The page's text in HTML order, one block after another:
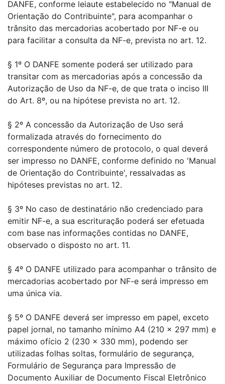
DANFE, conforme leiaute estabelecido no "Manual de
Orientação do Contribuinte", para acompanhar o
trânsito das mercadorias acobertado por NF-e ou
para facilitar a consulta da NF-e, prevista no art. 12.
§ 1º O DANFE somente poderá ser utilizado para
transitar com as mercadorias após a concessão da
Autorização de Uso da NF-e, de que trata o inciso III
do Art. 8º, ou na hipótese prevista no art. 12.
§ 2º A concessão da Autorização de Uso será
formalizada através do fornecimento do
correspondente número de protocolo, o qual deverá
ser impresso no DANFE, conforme definido no 'Manual
de Orientação do Contribuinte', ressalvadas as
hipóteses previstas no art. 12.
§ 3º No caso de destinatário não credenciado para
emitir NF-e, a sua escrituração poderá ser efetuada
com base nas informações contidas no DANFE,
observado o disposto no art. 11.
§ 4º O DANFE utilizado para acompanhar o trânsito de
mercadorias acobertado por NF-e será impresso em
uma única via.
§ 5º O DANFE deverá ser impresso em papel, exceto
papel jornal, no tamanho mínimo A4 (210 x 297 mm) e
máximo ofício 2 (230 x 330 mm), podendo ser
utilizadas folhas soltas, formulário de segurança,
Formulário de Segurança para Impressão de
Documento Auxiliar de Documento Fiscal Eletrônico